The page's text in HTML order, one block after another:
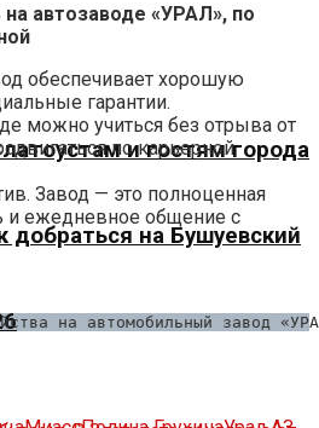
и гостям города
добраться на Бушуевский
автозаводе «УРАЛ», по
обеспечивает хорошую
гарантии.
можно учиться без отрыва от
по карьерной
Завод — это полноценная
и ежедневное общение с
на автомобильный